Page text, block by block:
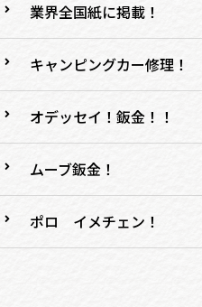
業界全国紙に掲載！
キャンピングカー修理！
オデッセイ！鈑金！！
ムーブ鈑金！
ポロ イメチェン！